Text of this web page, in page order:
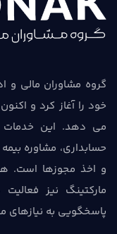
خود را آغاز کرد و
می دهد. این خدمات
حسابداری، مشاوره بیمه
و اخذ مجوزها است.
مارکتینگ نیز
پاسخگویی به نیازهای